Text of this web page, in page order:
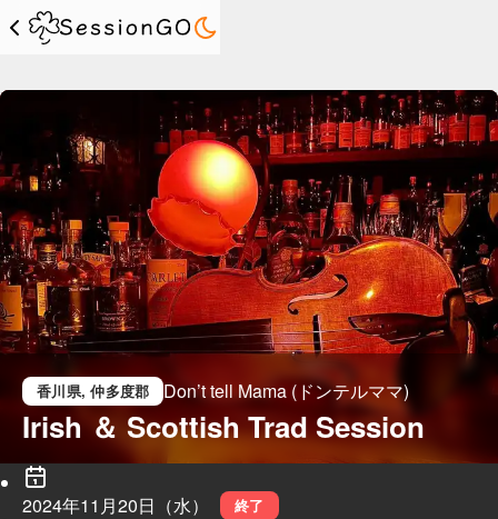
香川県, 仲多度郡 Don’t tell Mama (ドンテルママ)
Irish ＆ Scottish Trad Session
2024年11月20日（水） 終了